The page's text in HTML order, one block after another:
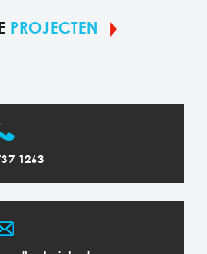
PROJECTEN
1263